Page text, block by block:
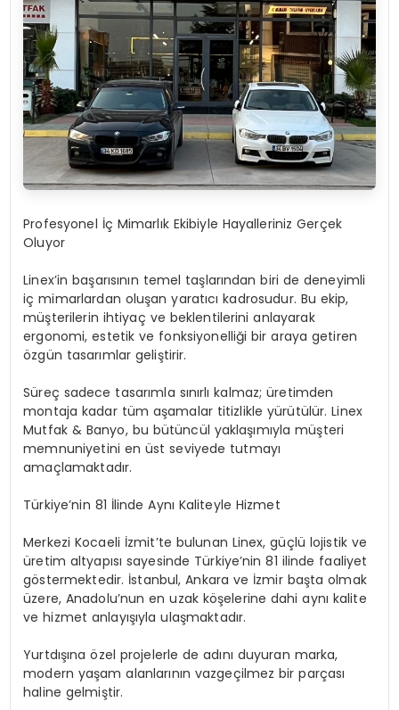
Profesyonel İç Mimarlık Ekibiyle Hayalleriniz Gerçek
Oluyor
Linex’in başarısının temel taşlarından biri de deneyimli
iç mimarlardan oluşan yaratıcı kadrosudur. Bu ekip,
müşterilerin ihtiyaç ve beklentilerini anlayarak
ergonomi, estetik ve fonksiyonelliği bir araya getiren
özgün tasarımlar geliştirir.
Süreç sadece tasarımla sınırlı kalmaz; üretimden
montaja kadar tüm aşamalar titizlikle yürütülür. Linex
Mutfak & Banyo, bu bütüncül yaklaşımıyla müşteri
memnuniyetini en üst seviyede tutmayı
amaçlamaktadır.
Türkiye’nin 81 İlinde Aynı Kaliteyle Hizmet
Merkezi Kocaeli İzmit’te bulunan Linex, güçlü lojistik ve
üretim altyapısı sayesinde Türkiye’nin 81 ilinde faaliyet
göstermektedir. İstanbul, Ankara ve İzmir başta olmak
üzere, Anadolu’nun en uzak köşelerine dahi aynı kalite
ve hizmet anlayışıyla ulaşmaktadır.
Yurtdışına özel projelerle de adını duyuran marka,
modern yaşam alanlarının vazgeçilmez bir parçası
haline gelmiştir.